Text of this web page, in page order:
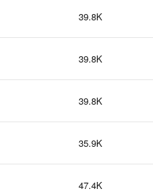
39.8K
39.8K
39.8K
35.9K
47.4K